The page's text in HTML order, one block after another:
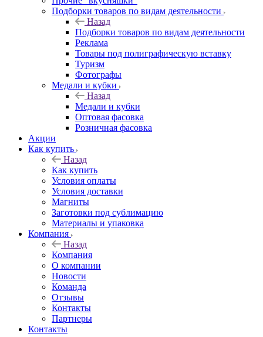
Подборки товаров по видам деятельности
Назад
Подборки товаров по видам деятельности
Реклама
Товары под полиграфическую вставку
Туризм
Фотографы
Медали и кубки
Назад
Медали и кубки
Оптовая фасовка
Розничная фасовка
Акции
Как купить
Назад
Как купить
Условия оплаты
Условия доставки
Магниты
Заготовки под сублимацию
Материалы и упаковка
Компания
Назад
Компания
О компании
Новости
Команда
Отзывы
Контакты
Партнеры
Контакты